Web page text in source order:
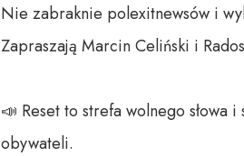
Nie zabraknie polexitnewsów i
Zapraszają Marcin Celiński i
📣 Reset to strefa wolnego
obywateli.